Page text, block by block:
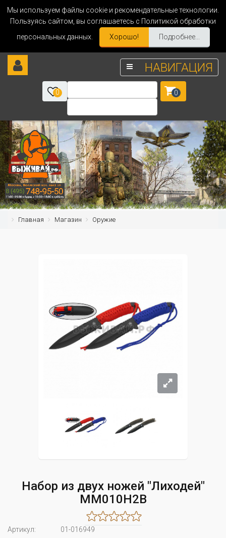
Мы используем файлы cookie и рекомендательные технологии.
Пользуясь сайтом, вы соглашаетесь с Политикой обработки
персональных данных.
Хорошо! Подробнее...
НАВИГАЦИЯ
0 0
Главная Магазин Оружие
Набор из двух ножей "Лиходей"
MM010H2B
Артикул:
01-016949